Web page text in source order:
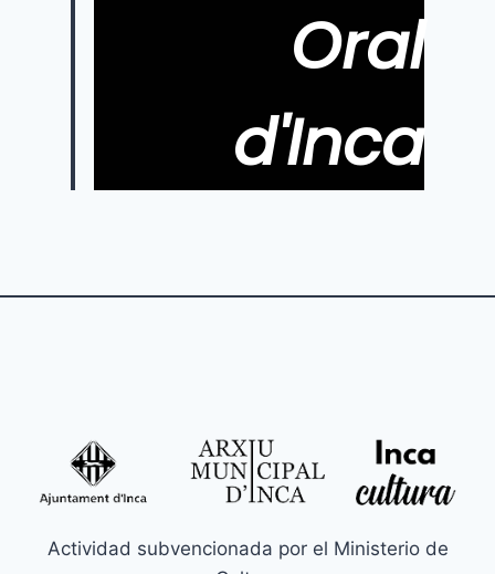
Oral
d'Inca
Actividad subvencionada por el Ministerio de